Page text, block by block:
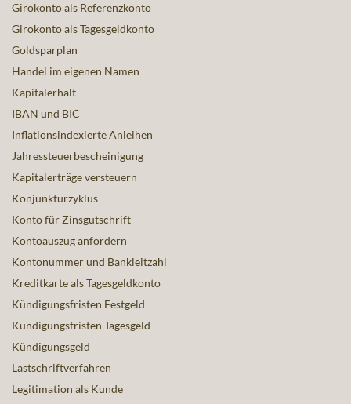
Girokonto als Referenzkonto
Girokonto als Tagesgeldkonto
Goldsparplan
Handel im eigenen Namen
Kapitalerhalt
IBAN und BIC
Inflationsindexierte Anleihen
Jahressteuerbescheinigung
Kapitalerträge versteuern
Konjunkturzyklus
Konto für Zinsgutschrift
Kontoauszug anfordern
Kontonummer und Bankleitzahl
Kreditkarte als Tagesgeldkonto
Kündigungsfristen Festgeld
Kündigungsfristen Tagesgeld
Kündigungsgeld
Lastschriftverfahren
Legitimation als Kunde